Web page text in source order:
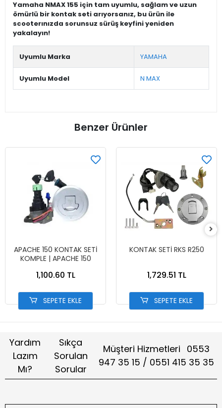
Yamaha NMAX 155 için tam uyumlu, sağlam ve uzun
ömürlü bir kontak seti arıyorsanız, bu ürün ile
scooterınızda sorunsuz sürüş keyfini yeniden
yakalayın!
Uyumlu Marka YAMAHA
Uyumlu Model N MAX
Benzer Ürünler
APACHE 150 KONTAK SETİ
KOMPLE | APACHE 150
1,100.60 TL
SEPETE EKLE
KONTAK SETİ RKS R250
1,729.51 TL
SEPETE EKLE
Yardım
Lazım
Mı?
Sıkça
Sorulan
Sorular
Müşteri Hizmetleri 0553
947 35 15 / 0551 415 35 35